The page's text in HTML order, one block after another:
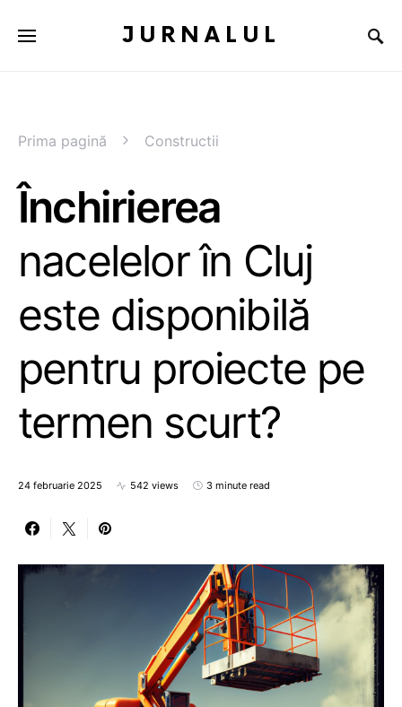
JURNALUL
Prima pagină Constructii
Închirierea
nacelelor în Cluj
este disponibilă
pentru proiecte pe
termen scurt?
24 februarie 2025 542 views 3 minute read